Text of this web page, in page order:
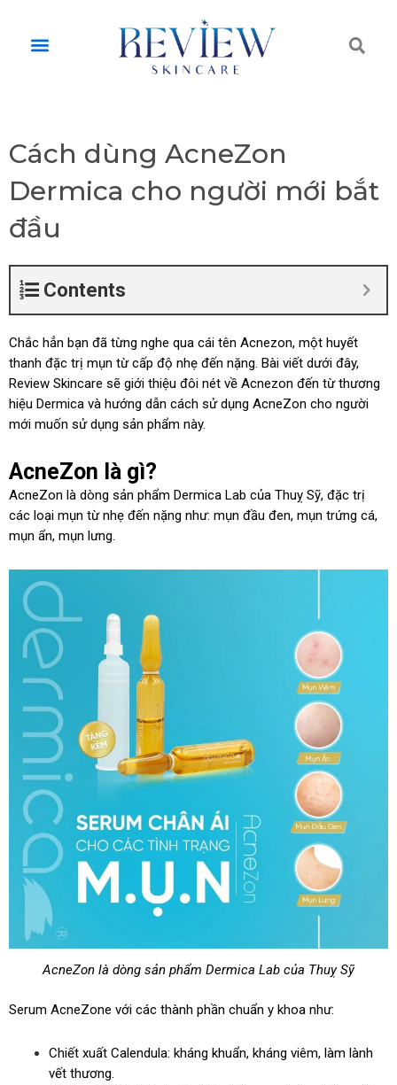
contentMenu
Cách dùng AcneZon
Dermica cho người mới bắt
đầu
Contents
Chắc hẳn bạn đã từng nghe qua cái tên Acnezon, một huyết
thanh đặc trị mụn từ cấp độ nhẹ đến nặng. Bài viết dưới đây,
Review Skincare sẽ giới thiệu đôi nét về Acnezon đến từ thương
hiệu Dermica và hướng dẫn cách sử dụng AcneZon cho người
mới muốn sử dụng sản phẩm này.
AcneZon là gì?
AcneZon là dòng sản phẩm Dermica Lab của Thuỵ Sỹ, đặc trị
các loại mụn từ nhẹ đến nặng như: mụn đầu đen, mụn trứng cá,
mụn ẩn, mụn lưng.
AcneZon là dòng sản phẩm Dermica Lab của Thuỵ Sỹ
Serum AcneZone với các thành phần chuẩn y khoa như:
Chiết xuất Calendula: kháng khuẩn, kháng viêm, làm lành
vết thương.